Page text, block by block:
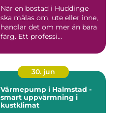
När en bostad i Huddinge
ska målas om, ute eller inne,
handlar det om mer än bara
färg. Ett professi...
30. jun
Värmepump i Halmstad -
smart uppvärmning i
kustklimat